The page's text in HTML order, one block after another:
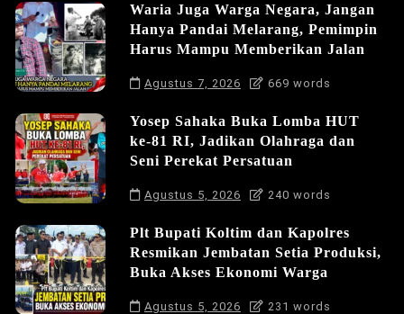
Waria Juga Warga Negara, Jangan
Hanya Pandai Melarang, Pemimpin
Harus Mampu Memberikan Jalan
Agustus 7, 2026 669 words
Yosep Sahaka Buka Lomba HUT
ke-81 RI, Jadikan Olahraga dan
Seni Perekat Persatuan
Agustus 5, 2026 240 words
Plt Bupati Koltim dan Kapolres
Resmikan Jembatan Setia Produksi,
Buka Akses Ekonomi Warga
Agustus 5, 2026 231 words